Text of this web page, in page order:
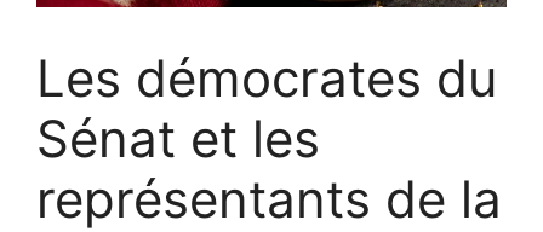
Les démocrates du
Sénat et les
représentants de la